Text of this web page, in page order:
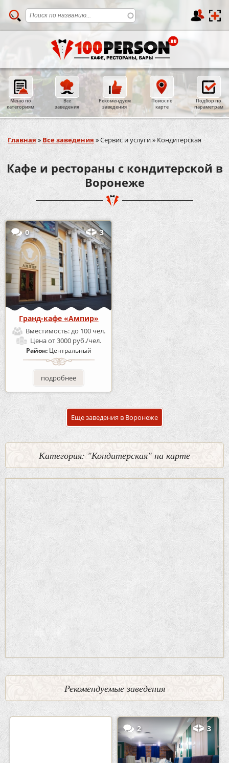
Меню по
категориям
Все
заведения
Рекомендуем
заведения
Поиск по
карте
Подбор по
параметрам
Вы здесь
Главная » Все заведения »Сервис и услуги» Кондитерская
Кафе и рестораны с кондитерской в
Воронеже
0 3
Гранд-кафе «Ампир»
Вместимость:до 100 чел.
Ценаот 3000 руб./чел.
Район: Центральный
подробнее
Еще заведения в Воронеже
Категория: "Кондитерская" на карте
Рекомендуемые заведения
2 3